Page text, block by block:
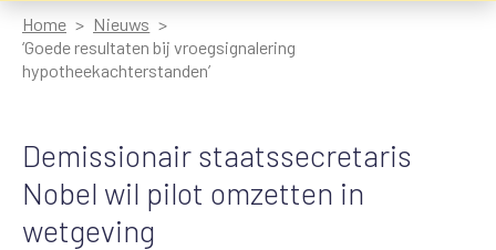
Home
Nieuws
‘Goede resultaten bij vroegsignalering
hypotheekachterstanden’
Demissionair staatssecretaris
Nobel wil pilot omzetten in
wetgeving